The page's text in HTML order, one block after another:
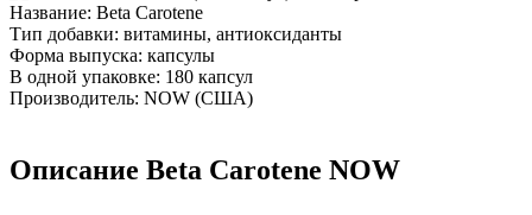
Название: Beta Carotene
Тип добавки: витамины, антиоксиданты
Форма выпуска: капсулы
В одной упаковке: 180 капсул
Производитель: NOW (США)
Описание Beta Carotene NOW